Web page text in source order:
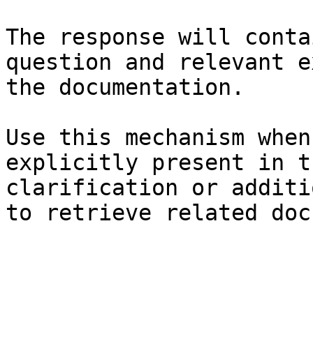
The response will
question and relevant
the documentation.
Use this mechanism
explicitly present in
clarification or